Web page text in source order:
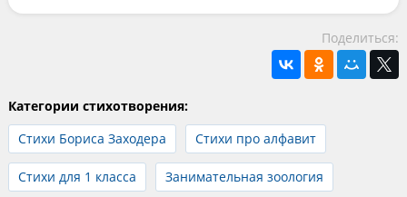
Поделиться:
Категории стихотворения:
Стихи Бориса Заходера
Стихи про алфавит
Стихи для 1 класса Занимательная зоология